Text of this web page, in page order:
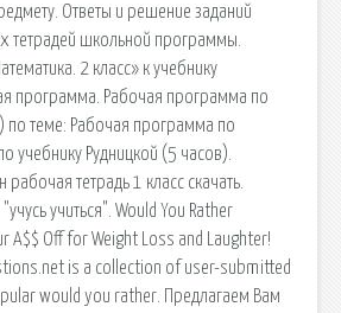
Ответы и решение заданий
тетрадей школьной программы.
2 класс» к учебнику
программа. Рабочая программа по
по теме: Рабочая программа по
учебнику Рудницкой (5 часов).
рабочая тетрадь 1 класс скачать.
учиться". Would You Rather
A$$ Off for Weight Loss and Laughter!
is a collection of user-submitted
would you rather. Предлагаем Вам